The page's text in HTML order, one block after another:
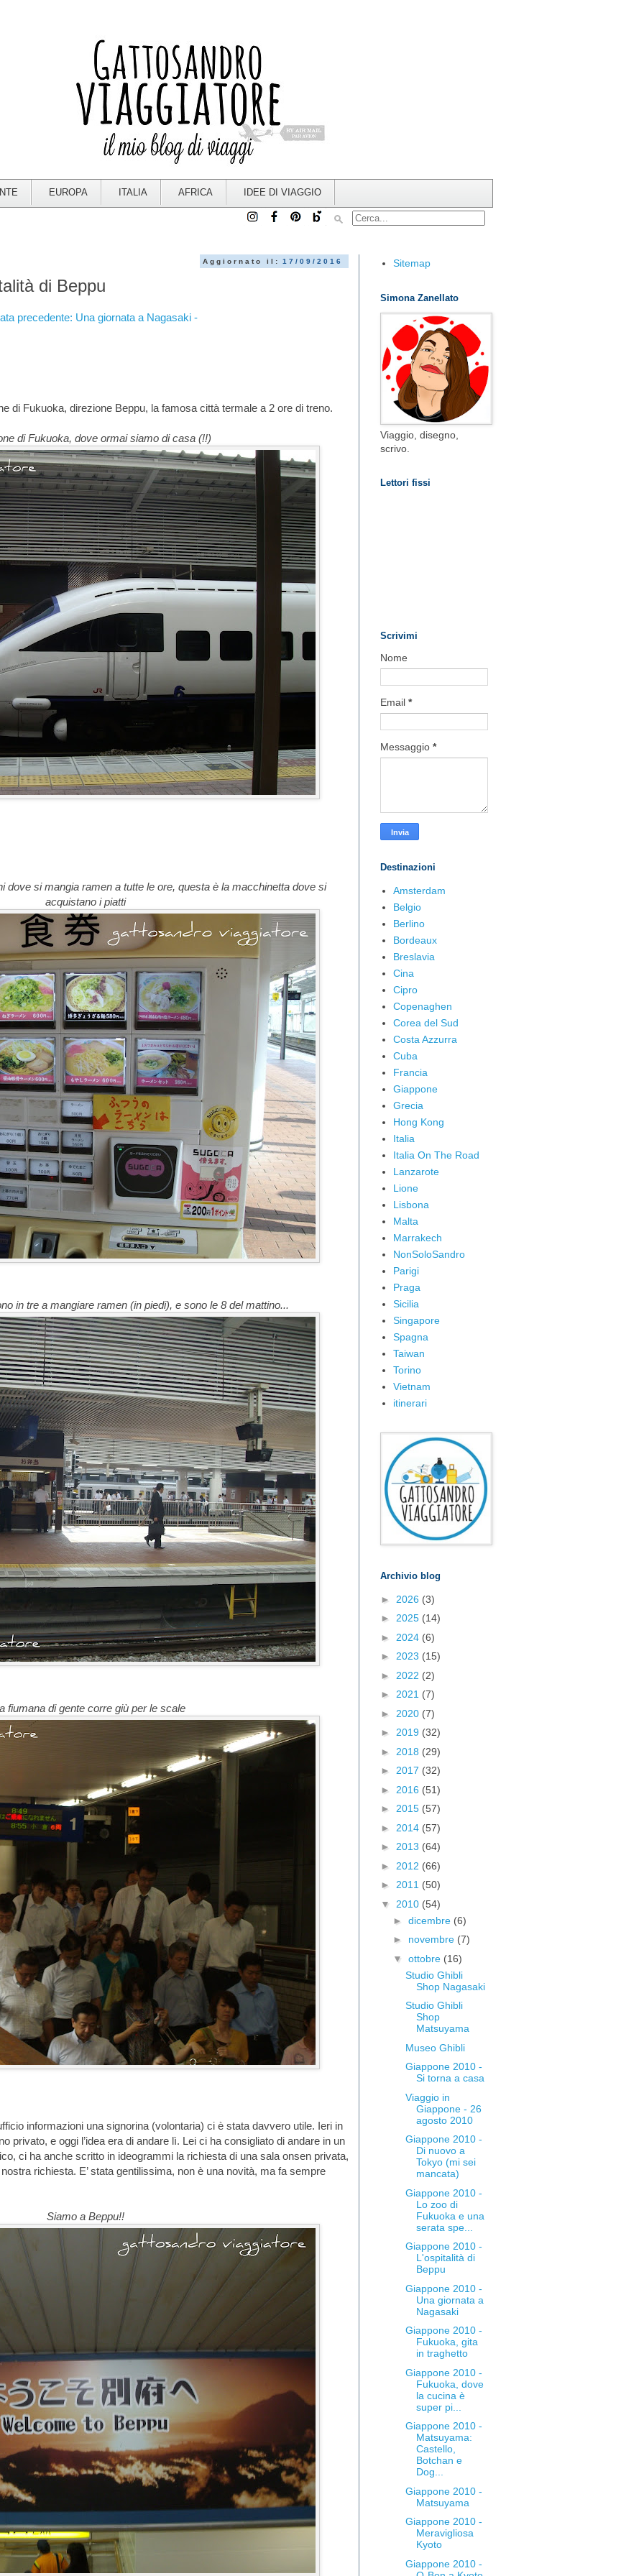
EUROPA ITALIA AFRICA IDEE DI VIAGGIO
Aggiornato il: 17/09/2016
di Beppu
precedente: Una giornata a Nagasaki -
di Fukuoka, direzione Beppu, la famosa città termale a 2 ore di treno.
di Fukuoka, dove ormai siamo di casa (!!)
dove si mangia ramen a tutte le ore, questa è la macchinetta dove si
acquistano i piatti
in tre a mangiare ramen (in piedi), e sono le 8 del mattino...
fiumana di gente corre giù per le scale
informazioni una signorina (volontaria) ci è stata davvero utile. Ieri in
privato, e oggi l’idea era di andare lì. Lei ci ha consigliato di andare in un
ci ha anche scritto in ideogrammi la richiesta di una sala onsen privata,
richiesta. E’ stata gentilissima, non è una novità, ma fa sempre
Siamo a Beppu!!
Sitemap
Simona Zanellato
Viaggio, disegno,
scrivo.
Lettori fissi
Scrivimi
Nome
Email *
Messaggio *
Destinazioni
Amsterdam
Belgio
Berlino
Bordeaux
Breslavia
Cina
Cipro
Copenaghen
Corea del Sud
Costa Azzurra
Cuba
Francia
Giappone
Grecia
Hong Kong
Italia
Italia On The Road
Lanzarote
Lione
Lisbona
Malta
Marrakech
NonSoloSandro
Parigi
Praga
Sicilia
Singapore
Spagna
Taiwan
Torino
Vietnam
itinerari
Archivio blog
► 2026 (3)
► 2025 (14)
► 2024 (6)
► 2023 (15)
► 2022 (2)
► 2021 (7)
► 2020 (7)
► 2019 (32)
► 2018 (29)
► 2017 (32)
► 2016 (51)
► 2015 (57)
► 2014 (57)
► 2013 (64)
► 2012 (66)
► 2011 (50)
▼ 2010 (54)
► dicembre (6)
► novembre (7)
▼ ottobre (16)
Studio Ghibli
Shop Nagasaki
Studio Ghibli
Shop
Matsuyama
Museo Ghibli
Giappone 2010 -
Si torna a casa
Viaggio in
Giappone - 26
agosto 2010
Giappone 2010 -
Di nuovo a
Tokyo (mi sei
mancata)
Giappone 2010 -
Lo zoo di
Fukuoka e una
serata spe...
Giappone 2010 -
L'ospitalità di
Beppu
Giappone 2010 -
Una giornata a
Nagasaki
Giappone 2010 -
Fukuoka, gita
in traghetto
Giappone 2010 -
Fukuoka, dove
la cucina è
super pi...
Giappone 2010 -
Matsuyama:
Castello,
Botchan e
Dog...
Giappone 2010 -
Matsuyama
Giappone 2010 -
Meravigliosa
Kyoto
Giappone 2010 -